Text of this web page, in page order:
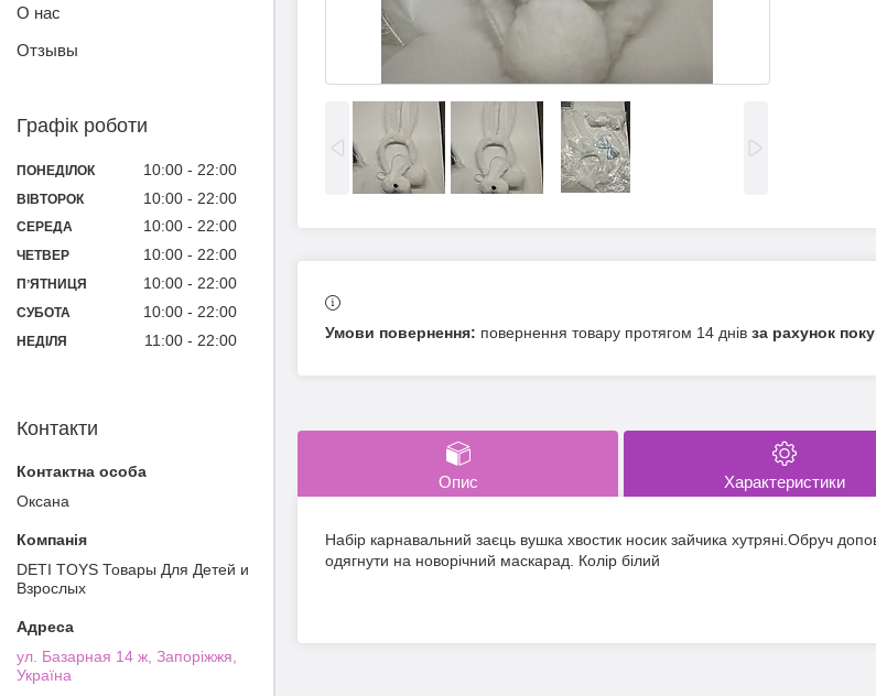
повернення товару протягом 14 днів за рахунок
Опис Характеристики
Набір карнавальний заєць вушка хвостик носик зайчика хутряні.Обруч
одягнути на новорічний маскарад. Колір білий
О нас
Отзывы
Графік роботи
ПОНЕДІЛОК 10:00 22:00
ВІВТОРОК 10:00 22:00
СЕРЕДА 10:00 22:00
ЧЕТВЕР 10:00 22:00
ПʼЯТНИЦЯ 10:00 22:00
СУБОТА 10:00 22:00
НЕДІЛЯ 11:00 22:00
Контакти
Оксана
DETI TOYS Товары Для Детей и
Взрослых
ул. Базарная 14 ж, Запоріжжя,
Україна